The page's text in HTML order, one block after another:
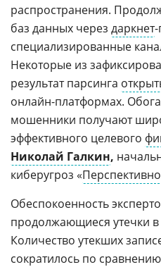
распространения.
баз данных через даркнет
специализированные
Некоторые из
результат парсинга
онлайн-платформах.
мошенники получают
эффективного целевого
Николай Галкин,
киберугроз «
Обеспокоенность
продолжающиеся утечки в
Количество утекших
сократилось по